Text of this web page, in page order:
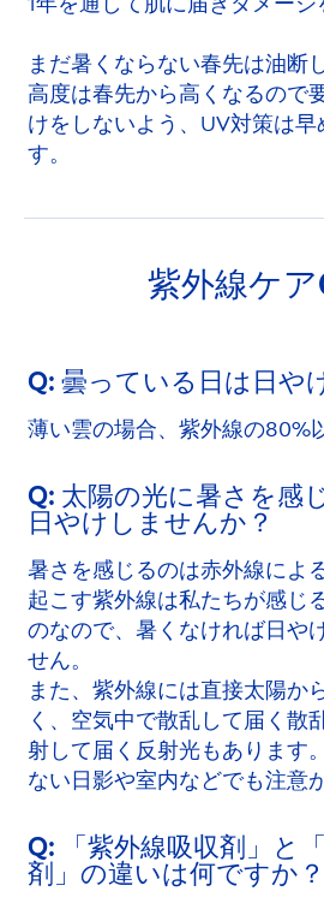
まだ暑くならない春先は油断
高度は春先から高くなるので
けをしないよう、UV対策は
す。
紫外線ケ
Q: 曇っている日は日や
薄い雲の場合、紫外線の80%
Q: 太陽の光に暑さを感
日やけしませんか？
暑さを感じるのは赤外線によ
起こす紫外線は私たちが感じ
のなので、暑くなければ日や
せん。
また、紫外線には直接太陽か
く、空気中で散乱して届く散
射して届く反射光もあります
ない日影や室内などでも注意
Q: 「紫外線吸収剤」と
剤」の違いは何ですか？